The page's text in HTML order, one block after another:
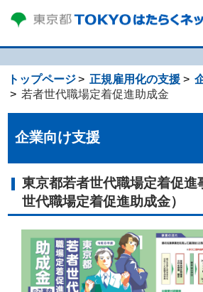
トップページ 正規雇用化の支援
若者世代職場定着促進助成金
企業向け支援
東京都若者世代職場定着促進
世代職場定着促進助成金）